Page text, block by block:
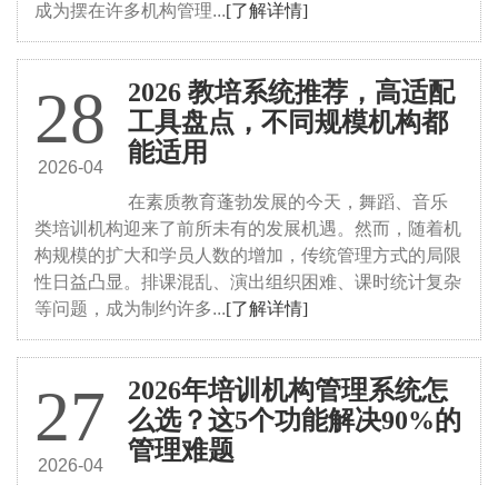
成为摆在许多机构管理...[了解详情]
28
2026-04
2026 教培系统推荐，高适配
工具盘点，不同规模机构都
能适用
在素质教育蓬勃发展的今天，舞蹈、音乐
类培训机构迎来了前所未有的发展机遇。然而，随着机
构规模的扩大和学员人数的增加，传统管理方式的局限
性日益凸显。排课混乱、演出组织困难、课时统计复杂
等问题，成为制约许多...[了解详情]
27
2026-04
2026年培训机构管理系统怎
么选？这5个功能解决90%的
管理难题